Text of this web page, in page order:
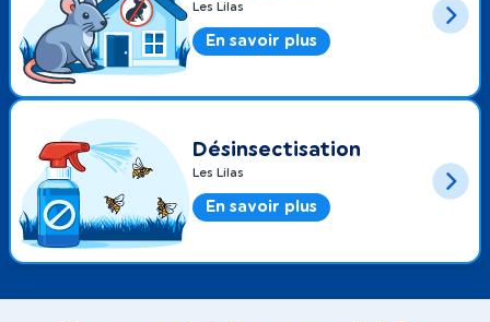
Les Lilas
En savoir plus
Désinsectisation
Les Lilas
En savoir plus